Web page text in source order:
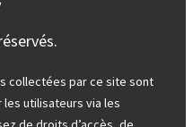
collectées par ce site sont
utilisateurs via les